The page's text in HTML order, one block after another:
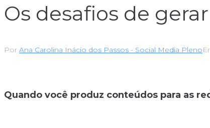
Os desafios de
Por Ana Carolina Inácio dos Passos - Social Media Pleno
Quando você produz conteúdos para as